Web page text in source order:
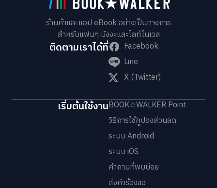
ร้านค้าและแอป eBook อย่างเป็นทางการ
สำหรับแฟนๆ มังงะและไลท์โนเวล
ติดตามเราได้ที่
Facebook
Line
X (Twitter)
เริ่มต้นใช้งานBOOK☆WALKER Point
วิธีการใช้คูปองส่วนลด
ระบบ Android
ระบบ iOS
คำถามที่พบบ่อย
ส่งคำร้องขอ